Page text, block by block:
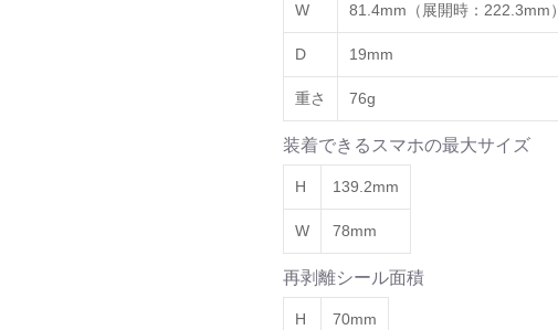
W 81.4mm（展開時：222.3mm）
D 19mm
重さ 76g
装着できるスマホの最大サイズ
H 139.2mm
W 78mm
再剥離シール面積
H 70mm